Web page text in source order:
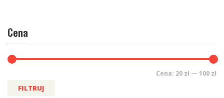
Cena
FILTRUJ
Cena: 20 zł — 100 zł